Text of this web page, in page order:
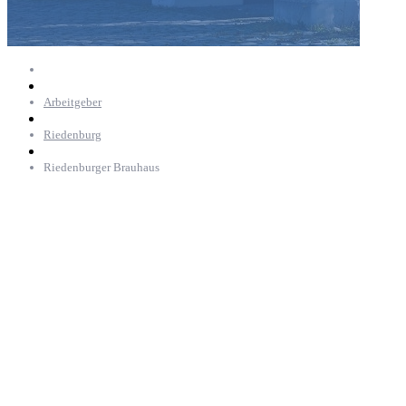
Arbeitgeber
Riedenburg
Riedenburger Brauhaus